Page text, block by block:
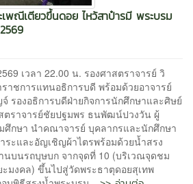
พณีเตียวขึ้นดอย ไหว้สาป๋ารมี พระบรม
เวลา 22.00 น. รองศาสตราจารย์ วิ
าชการแทนอธิการบดี พร้อมด้วยอาจารย์
รองอธิการบดีฝ่ายกิจการนักศึกษาและศิษย์
ตราจารย์ชัยปฐมพร ธนพัฒน์ปวงวัน ผู้
กษา นำคณาจารย์ บุคลากรและนักศึกษา
ระและอัญเชิญผ้าไตรพร้อมด้วยน้ำสรง
บนรถบุษบก จากจุดที่ 10 (บริเวณจุดชม
มงคล) ขึ้นไปสู่วัดพระธาตุดอยสุเทพ